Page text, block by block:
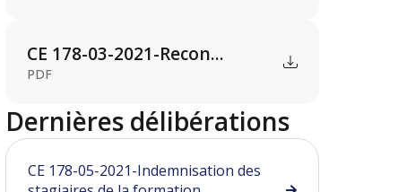
CE 178-03-2021-Recon...
PDF
Dernières délibérations
CE 178-05-2021-Indemnisation des